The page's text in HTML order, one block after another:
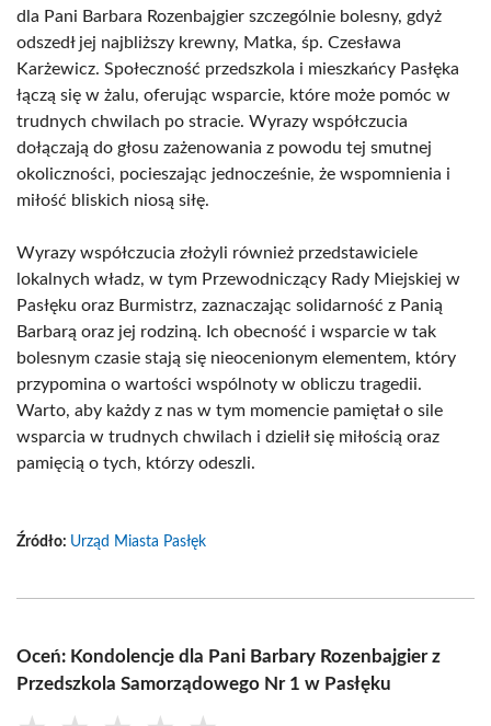
dla Pani Barbara Rozenbajgier szczególnie bolesny, gdyż
odszedł jej najbliższy krewny, Matka, śp. Czesława
Karżewicz. Społeczność przedszkola i mieszkańcy Pasłęka
łączą się w żalu, oferując wsparcie, które może pomóc w
trudnych chwilach po stracie. Wyrazy współczucia
dołączają do głosu zażenowania z powodu tej smutnej
okoliczności, pocieszając jednocześnie, że wspomnienia i
miłość bliskich niosą siłę.
Wyrazy współczucia złożyli również przedstawiciele
lokalnych władz, w tym Przewodniczący Rady Miejskiej w
Pasłęku oraz Burmistrz, zaznaczając solidarność z Panią
Barbarą oraz jej rodziną. Ich obecność i wsparcie w tak
bolesnym czasie stają się nieocenionym elementem, który
przypomina o wartości wspólnoty w obliczu tragedii.
Warto, aby każdy z nas w tym momencie pamiętał o sile
wsparcia w trudnych chwilach i dzielił się miłością oraz
pamięcią o tych, którzy odeszli.
Źródło: Urząd Miasta Pasłęk
Oceń: Kondolencje dla Pani Barbary Rozenbajgier z
Przedszkola Samorządowego Nr 1 w Pasłęku